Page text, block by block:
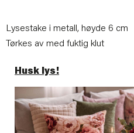
Lysestake i metall, høyde 6 cm
Tørkes av med fuktig klut
Husk lys!